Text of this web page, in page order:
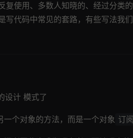
使用、多数人知晓的、经过分类
写代码中常见的套路，有些写法我
设计 模式了
个对象的方法，而是一个对象 订